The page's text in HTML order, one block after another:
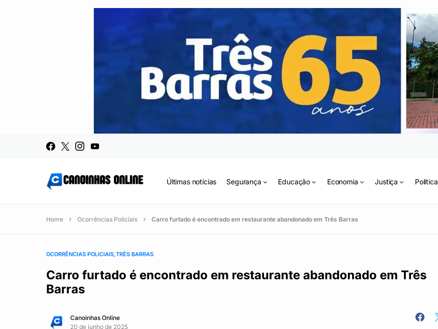
Últimas notícias Segurança Educação Economia Justiça Política
Home Ocorrências Policiais Carro furtado é encontrado em restaurante abandonado em Três Barras
OCORRÊNCIAS POLICIAIS TRÊS BARRAS
Carro furtado é encontrado em restaurante abandonado em Três
Barras
Canoinhas Online
20 de junho de 2025